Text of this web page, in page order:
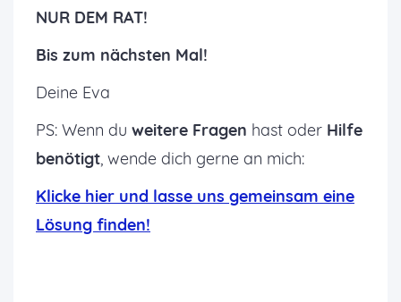
NUR DEM RAT!
Bis zum nächsten Mal!
Deine Eva
PS: Wenn du weitere Fragen hast oder Hilfe
benötigt, wende dich gerne an mich:
Klicke hier und lasse uns gemeinsam eine
Lösung finden!